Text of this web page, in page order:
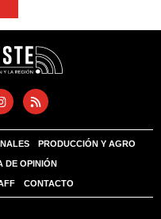
PRODUCCIÓN Y AGRO
DE OPINIÓN
CONTACTO